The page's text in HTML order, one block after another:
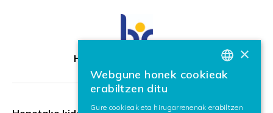
HR Excellence in Research
BASQUE
×
Webgune honek cookieak
erabiltzen ditu
Gure cookieak eta hirugarrenenak erabiltzen